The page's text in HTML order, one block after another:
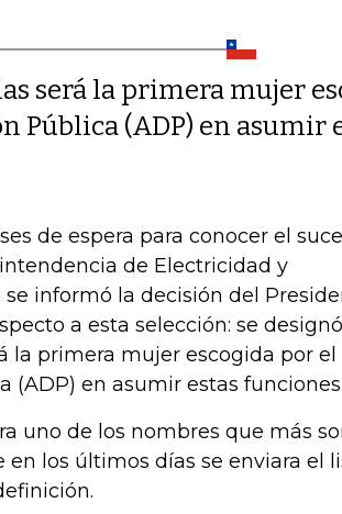
será la primera mujer
Pública (ADP) en asumir
de espera para conocer el
de Electricidad y
informó la decisión del
a esta selección: se
la primera mujer escogida por el
(ADP) en asumir estas funciones.
uno de los nombres que más
los últimos días se enviara el